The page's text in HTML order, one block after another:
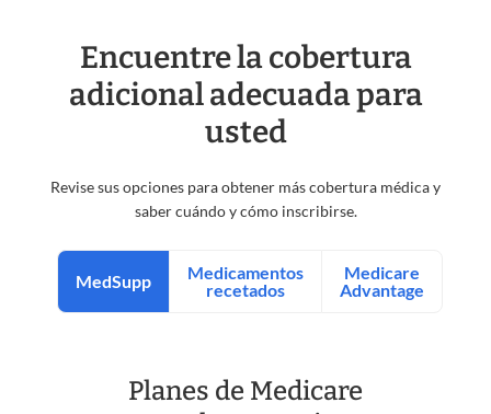
Encuentre la cobertura
adicional adecuada para
usted
Revise sus opciones para obtener más cobertura médica y
saber cuándo y cómo inscribirse.
Planes de Medicare